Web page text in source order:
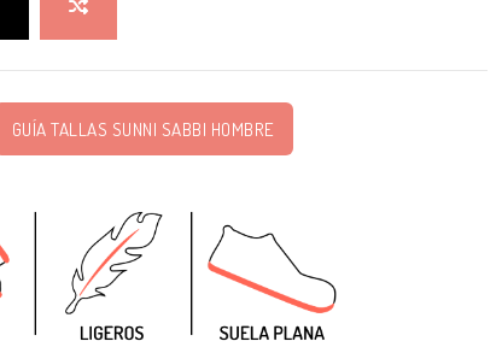
GUÍA TALLAS SUNNI SABBI HOMBRE